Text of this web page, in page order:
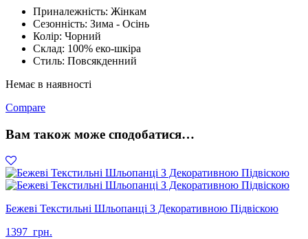
Приналежність: Жінкам
Сезонність: Зима - Осінь
Колір: Чорний
Склад: 100% еко-шкіра
Стиль: Повсякденний
Немає в наявності
Compare
Вам також може сподобатися…
Бежеві Текстильні Шльопанці З Декоративною Підвіскою
1397 грн.